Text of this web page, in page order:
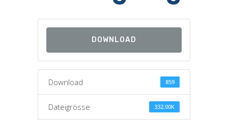
DOWNLOAD
Download 859
Dateigrösse 332.00K